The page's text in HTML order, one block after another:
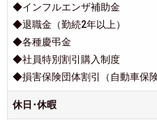
◆インフルエンザ補助金
◆退職金（勤続2年以上）
◆各種慶弔金
◆社員特別割引購入制度
◆損害保険団体割引（自動車保険
休日･休暇